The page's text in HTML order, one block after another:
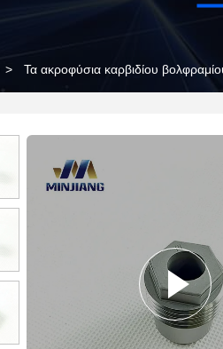
> Τα ακροφύσια καρβιδίου